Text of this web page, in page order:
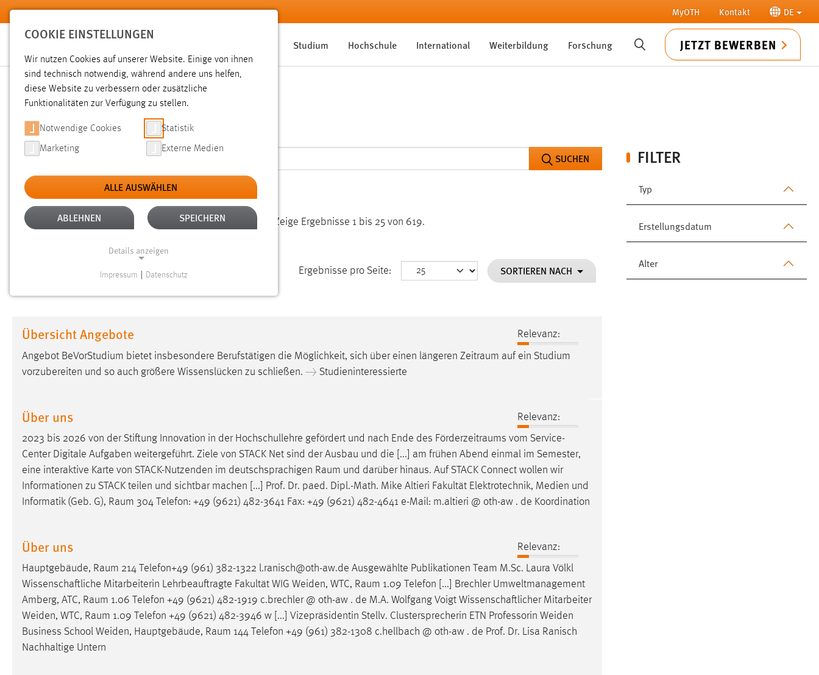
Zum Hauptinhalt springen MyOTH Kontakt DE
Studium Hochschule International Weiterbildung Forschung SUCHE JETZT BEWERBEN
SUCHE
FILTER
Typ
Erstellungsdatum
Alter
SUCHEN
Aktive Filter: TYP: SEITEN ALLE FILTER ENTFERNEN
Gesucht nach "raum". Es wurden 619 Ergebnisse gefunden. Zeige Ergebnisse 1 bis 25 von 619.
Ergebnisse pro Seite: SORTIEREN NACH
Übersicht Angebote
Relevanz:
Angebot BeVorStudium bietet insbesondere Berufstätigen die Möglichkeit, sich über einen längeren Zeitraum auf ein Studium
vorzubereiten und so auch größere Wissenslücken zu schließen. → Studieninteressierte
Über uns
Relevanz:
2023 bis 2026 von der Stiftung Innovation in der Hochschullehre gefördert und nach Ende des Förderzeitraums vom Service-
Center Digitale Aufgaben weitergeführt. Ziele von STACK Net sind der Ausbau und die [...] am frühen Abend einmal im Semester,
eine interaktive Karte von STACK-Nutzenden im deutschsprachigen Raum und darüber hinaus. Auf STACK Connect wollen wir
Informationen zu STACK teilen und sichtbar machen [...] Prof. Dr. paed. Dipl.-Math. Mike Altieri Fakultät Elektrotechnik, Medien und
Informatik (Geb. G), Raum 304 Telefon: +49 (9621) 482-3641 Fax: +49 (9621) 482-4641 e-Mail: m.altieri @ oth-aw . de Koordination
Über uns
Relevanz:
Hauptgebäude, Raum 214 Telefon+49 (961) 382-1322 l.ranisch@oth-aw.de Ausgewählte Publikationen Team M.Sc. Laura Völkl
Wissenschaftliche Mitarbeiterin Lehrbeauftragte Fakultät WIG Weiden, WTC, Raum 1.09 Telefon [...] Brechler Umweltmanagement
Amberg, ATC, Raum 1.06 Telefon +49 (9621) 482-1919 c.brechler @ oth-aw . de M.A. Wolfgang Voigt Wissenschaftlicher Mitarbeiter
Weiden, WTC, Raum 1.09 Telefon +49 (9621) 482-3946 w [...] Vizepräsidentin Stellv. Clustersprecherin ETN Professorin Weiden
Business School Weiden, Hauptgebäude, Raum 144 Telefon +49 (961) 382-1308 c.hellbach @ oth-aw . de Prof. Dr. Lisa Ranisch
Nachhaltige Untern
COOKIE EINSTELLUNGEN
Wir nutzen Cookies auf unserer Website. Einige von ihnen
sind technisch notwendig, während andere uns helfen,
diese Website zu verbessern oder zusätzliche
Funktionalitäten zur Verfügung zu stellen.
Notwendige Cookies Statistik
Marketing Externe Medien
ALLE AUSWÄHLEN
ABLEHNEN SPEICHERN
Details anzeigen
Website erforderlich.
Einverständnis
des Benutzers
Cookie Laufzeit: 1 Jahr
Performance
Zweck:
eingeloggt ist.
Sprachpräferenz
Name: site-language-preference
Zweck:
Impressum Datenschutz